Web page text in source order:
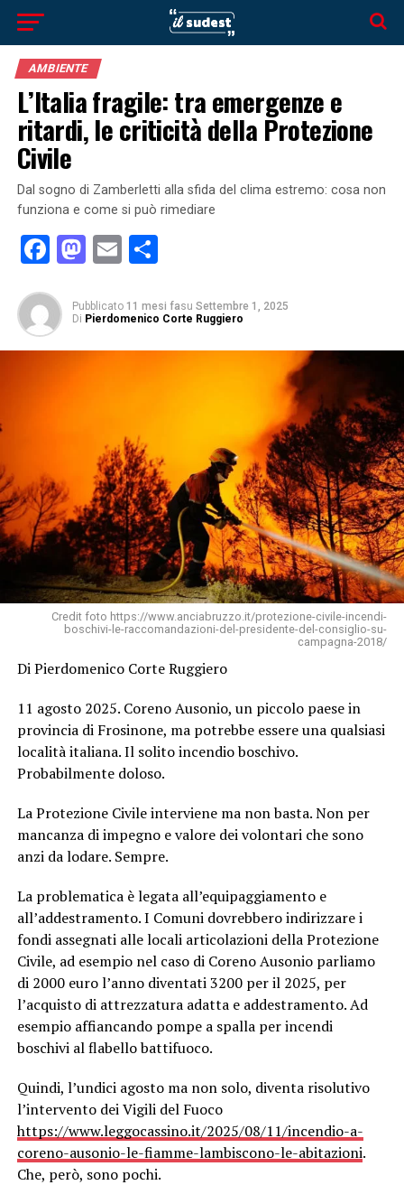
AMBIENTE
L’Italia fragile: tra emergenze e
ritardi, le criticità della Protezione
Civile
Dal sogno di Zamberletti alla sfida del clima estremo: cosa non
funziona e come si può rimediare
Facebook
Mastodon
EmailCondividi
Pubblicato 11 mesi fasu Settembre 1, 2025
Di Pierdomenico Corte Ruggiero
Credit foto https://www.anciabruzzo.it/protezione-civile-incendi-
boschivi-le-raccomandazioni-del-presidente-del-consiglio-su-
campagna-2018/
Di Pierdomenico Corte Ruggiero
11 agosto 2025. Coreno Ausonio, un piccolo paese in
provincia di Frosinone, ma potrebbe essere una qualsiasi
località italiana. Il solito incendio boschivo.
Probabilmente doloso.
La Protezione Civile interviene ma non basta. Non per
mancanza di impegno e valore dei volontari che sono
anzi da lodare. Sempre.
La problematica è legata all’equipaggiamento e
all’addestramento. I Comuni dovrebbero indirizzare i
fondi assegnati alle locali articolazioni della Protezione
Civile, ad esempio nel caso di Coreno Ausonio parliamo
di 2000 euro l’anno diventati 3200 per il 2025, per
l’acquisto di attrezzatura adatta e addestramento. Ad
esempio affiancando pompe a spalla per incendi
boschivi al flabello battifuoco.
Quindi, l’undici agosto ma non solo, diventa risolutivo
l’intervento dei Vigili del Fuoco
https://www.leggocassino.it/2025/08/11/incendio-a-
coreno-ausonio-le-fiamme-lambiscono-le-abitazioni.
Che, però, sono pochi.